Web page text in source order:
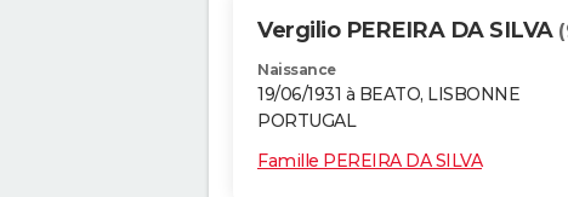
Vergilio PEREIRA DA SILVA
Naissance
19/06/1931 à BEATO, LISBONNE
PORTUGAL
Famille PEREIRA DA SILVA